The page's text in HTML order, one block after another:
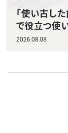
「使い古し
で役立つ使
2026.08.08